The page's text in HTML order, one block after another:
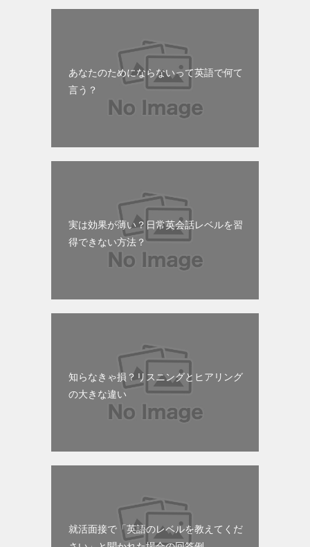
あなたのためにならないって英語で何て
言う？
実は効果が薄い？日常英会話レベルを習
得できない方法？
知らなきゃ損？リスニングとヒアリング
の大きな違い
就活面接で「英語のレベルを教えてくだ